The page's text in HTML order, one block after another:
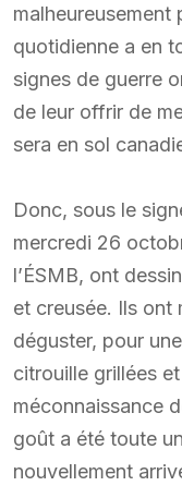
malheureusement
quotidienne a en
signes de guerre
de leur offrir de
sera en sol
Donc, sous le
mercredi 26
l’ÉSMB, ont
et creusée. Ils ont
déguster, pour
citrouille grillées
méconnaissance
goût a été toute
nouvellement